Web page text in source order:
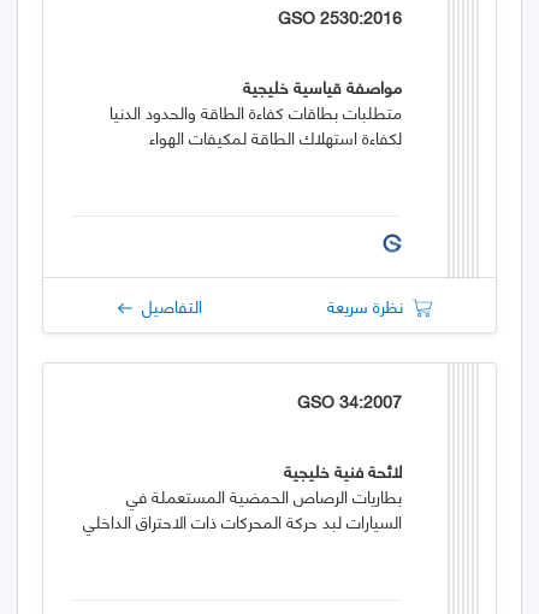
GSO 2530:2016
مواصفة قياسية خليجية
متطلبات بطاقات كفاءة الطاقة والحدود الدنيا
لكفاءة استهلاك الطاقة لمكيفات الهواء
نظرة سريعة التفاصيل
GSO 34:2007
لائحة فنية خليجية
بطاريات الرصاص الحمضية المستعملة في
السيارات لبد حركة المحركات ذات الاحتراق الداخلي